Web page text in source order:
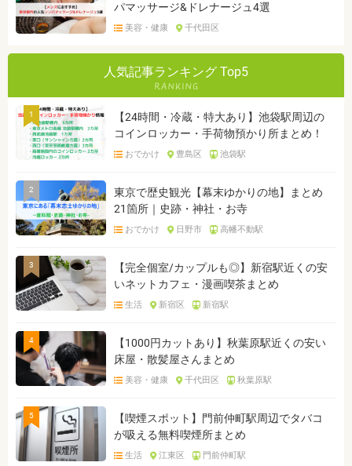
パマッサージ&ドレナージュ4選
美容・健康 千代田区
人気記事ランキング Top5
1
【24時間・冷蔵・特大あり】池袋駅周辺の
コインロッカー・手荷物預かり所まとめ！
おでかけ 豊島区 池袋駅
2
東京で歴史観光【幕末ゆかりの地】まとめ
21箇所｜史跡・神社・お寺
おでかけ 日野市 高幡不動駅
3
【完全個室/カップルも◎】新宿駅近くの安
いネットカフェ・漫画喫茶まとめ
生活 新宿区 新宿駅
4
【1000円カットあり】秋葉原駅近くの安い
床屋・散髪屋さんまとめ
美容・健康 千代田区 秋葉原駅
5
【喫煙スポット】門前仲町駅周辺でタバコ
が吸える無料喫煙所まとめ
生活 江東区 門前仲町駅